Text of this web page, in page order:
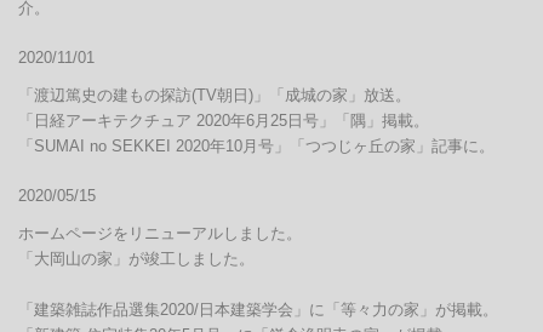
介。
2020/11/01
「渡辺篤史の建もの探訪(TV朝日)」「成城の家」放送。
「日経アーキテクチュア 2020年6月25日号」「隅」掲載。
「SUMAI no SEKKEI 2020年10月号」「つつじヶ丘の家」記事に。
2020/05/15
ホームページをリニューアルしました。
「大岡山の家」が竣工しました。
「建築雑誌作品選集2020/日本建築学会」に「等々力の家」が掲載。